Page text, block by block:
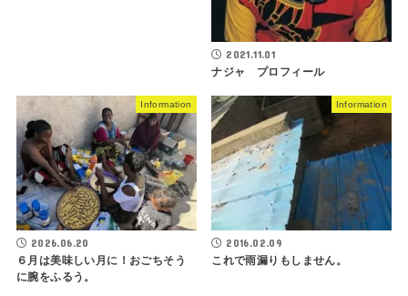
2021.11.01
ナジャ プロフィール
Information
2026.06.20
６月は美味しい月に！おごちそう
に腕をふるう。
Information
2016.02.09
これで雨漏りもしません。